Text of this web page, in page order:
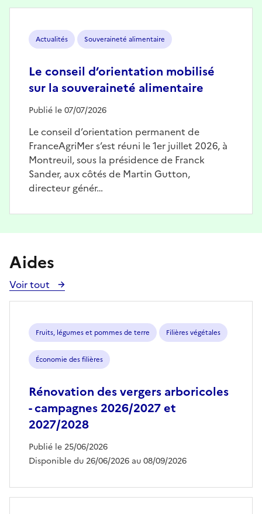
Actualités Souveraineté alimentaire
Le conseil d’orientation mobilisé
sur la souveraineté alimentaire
Publié le 07/07/2026
Le conseil d’orientation permanent de
FranceAgriMer s’est réuni le 1er juillet 2026, à
Montreuil, sous la présidence de Franck
Sander, aux côtés de Martin Gutton,
directeur génér…
Aides
Voir tout
Voir
toutes
aides
Fruits, légumes et pommes de terre Filières végétales
Économie des filières
Rénovation des vergers arboricoles
- campagnes 2026/2027 et
2027/2028
Publié le 25/06/2026
Disponible du 26/06/2026 au 08/09/2026